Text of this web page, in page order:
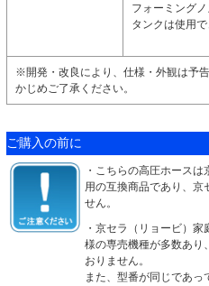
フォーミング
タンクは使用で
※開発・改良により、仕様・外観は予
かじめご了承ください。
ご購入の前に
・こちらの高圧ホース
用の互換商品であり、京
せん。
・京セラ（リョービ）
様の専売機種が多数あり
おりません。
また、型番が同じであっ